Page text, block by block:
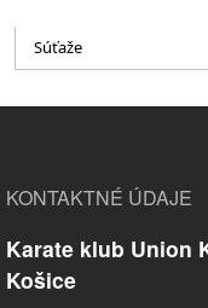
Súťaže
KONTAKTNÉ ÚDAJE
Karate klub Union
Košice